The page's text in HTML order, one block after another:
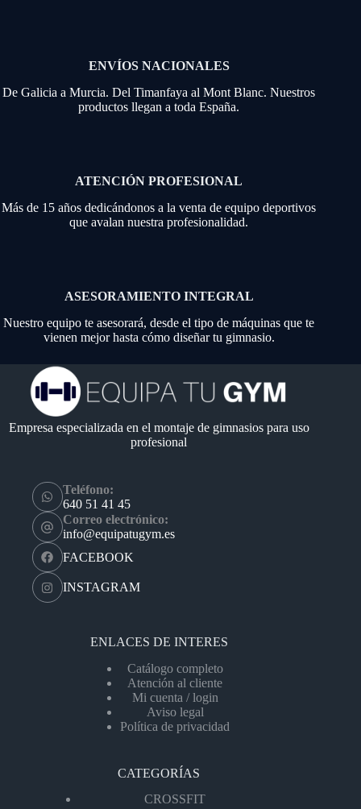
ENVÍOS NACIONALES
De Galicia a Murcia. Del Timanfaya al Mont Blanc. Nuestros
productos llegan a toda España.
ATENCIÓN PROFESIONAL
Más de 15 años dedicándonos a la venta de equipo deportivos
que avalan nuestra profesionalidad.
ASESORAMIENTO INTEGRAL
Nuestro equipo te asesorará, desde el tipo de máquinas que te
vienen mejor hasta cómo diseñar tu gimnasio.
Empresa especializada en el montaje de gimnasios para uso
profesional
Teléfono:
640 51 41 45
Correo electrónico:
info@equipatugym.es
FACEBOOK
INSTAGRAM
ENLACES DE INTERES
Catálogo completo
Atención al cliente
Mi cuenta / login
Aviso legal
Política de privacidad
CATEGORÍAS
CROSSFIT